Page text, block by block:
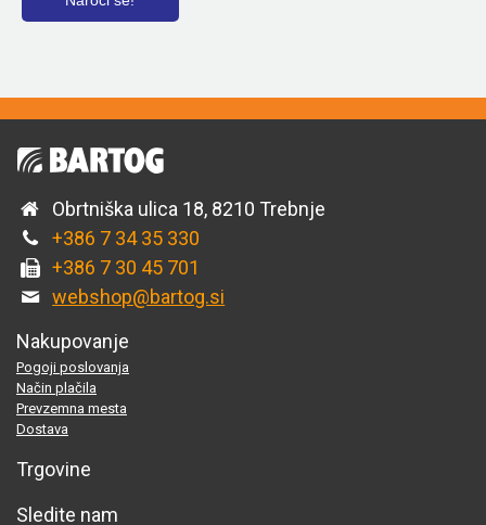
Obrtniška ulica 18, 8210 Trebnje
+386 7 34 35 330
+386 7 30 45 701
webshop@bartog.si
Nakupovanje
Pogoji poslovanja
Način plačila
Prevzemna mesta
Dostava
Trgovine
Sledite nam